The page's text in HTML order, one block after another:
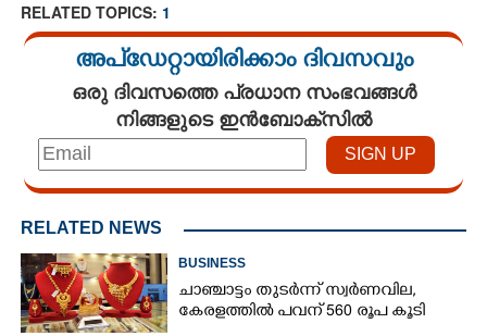
RELATED TOPICS: 1
അപ്ഡേറ്റായിരിക്കാം ദിവസവും
ഒരു ദിവസത്തെ പ്രധാന സംഭവങ്ങൾ
നിങ്ങളുടെ ഇൻബോക്സിൽ
RELATED NEWS
BUSINESS
ചാഞ്ചാട്ടം തുടർന്ന് സ്വർണവില,
കേരളത്തിൽ പവന് 560 രൂപ കൂടി